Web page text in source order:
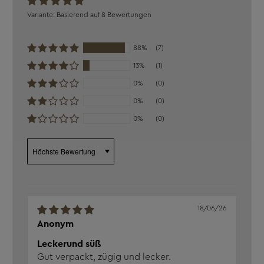
Verkehrs­bezeichnung:
9,3 g/l
Aufbewahrung:
Trocken, wärme- und
Verantw. Lebensmittel­
unternehmen:
Moselweinstrasse 14, 56814
Ediger-Eller
Basierend auf 8 Bewertungen
88% (7)
13% (1)
0% (0)
0% (0)
0% (0)
Anonym
18/06/26
Leckerund süß
Gut verpackt, zügig und lecker.